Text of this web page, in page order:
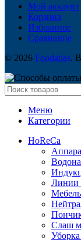
Мой аккаунт
Корзина
Избранное
Сравнение
© 2026 Foodatlas.
Меню
Категории
HoReCa
Линии
Мебель
Слаш